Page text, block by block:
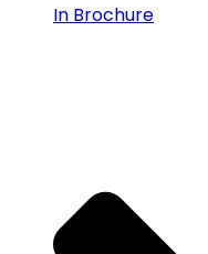
In Brochure